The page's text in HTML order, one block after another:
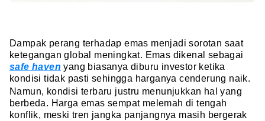
Dampak perang terhadap emas menjadi sorotan saat
ketegangan global meningkat. Emas dikenal sebagai
safe haven yang biasanya diburu investor ketika
kondisi tidak pasti sehingga harganya cenderung naik.
Namun, kondisi terbaru justru menunjukkan hal yang
berbeda. Harga emas sempat melemah di tengah
konflik, meski tren jangka panjangnya masih bergerak